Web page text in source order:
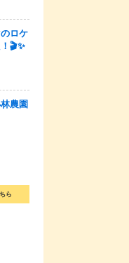
ロケ
🎬✨
農園
ら